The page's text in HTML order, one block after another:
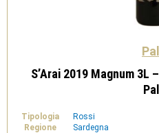
S’Arai 2019 Magnum 3L
Tipologia
Rossi
Regione
Sardegna